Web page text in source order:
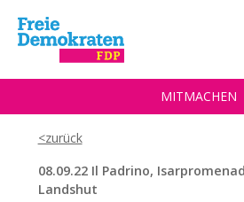
MITMACHEN
08.09.22 Il Padrino,
Landshut